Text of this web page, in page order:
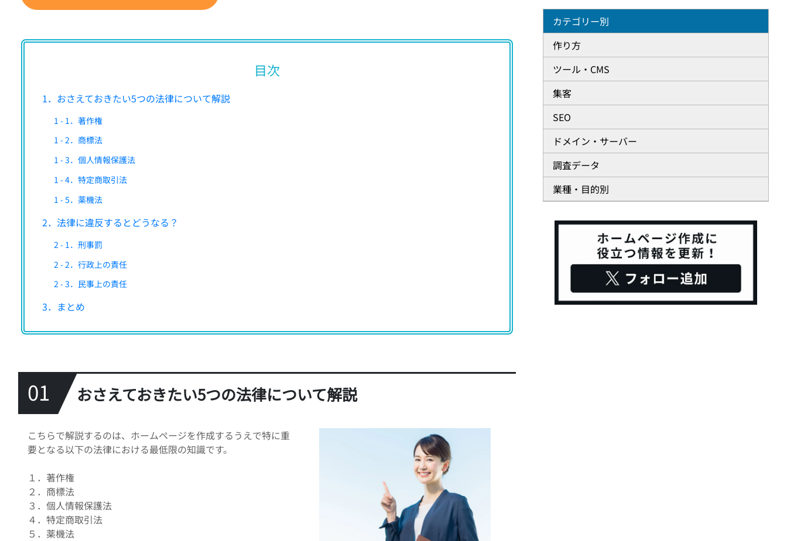
目次
1．おさえておきたい5つの法律について解説
1 - 1．著作権
1 - 2．商標法
1 - 3．個人情報保護法
1 - 4．特定商取引法
1 - 5．薬機法
2．法律に違反するとどうなる？
2 - 1．刑事罰
2 - 2．行政上の責任
2 - 3．民事上の責任
3．まとめ
01 おさえておきたい5つの法律について解説
こちらで解説するのは、ホームページを作成するうえで特に重
要となる以下の法律における最低限の知識です。
１．著作権
２．商標法
３．個人情報保護法
４．特定商取引法
５．薬機法
カテゴリー別
作り方
ツール・CMS
集客
SEO
ドメイン・サーバー
調査データ
業種・目的別